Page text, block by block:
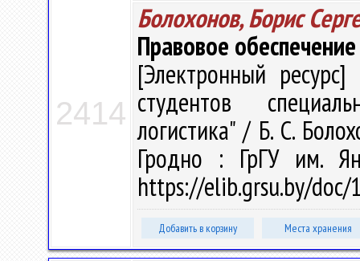
2414
Болохонов, Борис
Правовое
[Электронный
студентов
логистика" / Б. С.
Гродно : ГрГУ им.
https://elib.grsu.by/
Добавить в корзину Места хранения